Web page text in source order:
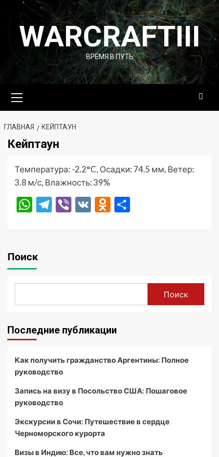
Перейти
содержимому
WARCRAFTIII
ВРЕМЯ В ПУТЬ
меню
ГЛАВНАЯ КЕЙПТАУН
Кейптаун
Температура: -2.2°C, Осадки: 74.5 мм, Ветер:
3.8 м/с, Влажность: 39%
WhatsApp
Telegram
Viber
VK Odnoklassniki
Поиск
Поиск
Последние публикации
Как получить гражданство Аргентины: Полное
руководство
Запись на визу в Посольство США: Пошаговое
руководство
Экскурсии в Сочи: Путешествие в сердце
Черноморского курорта
Визы в Индию: Все, что вам нужно знать